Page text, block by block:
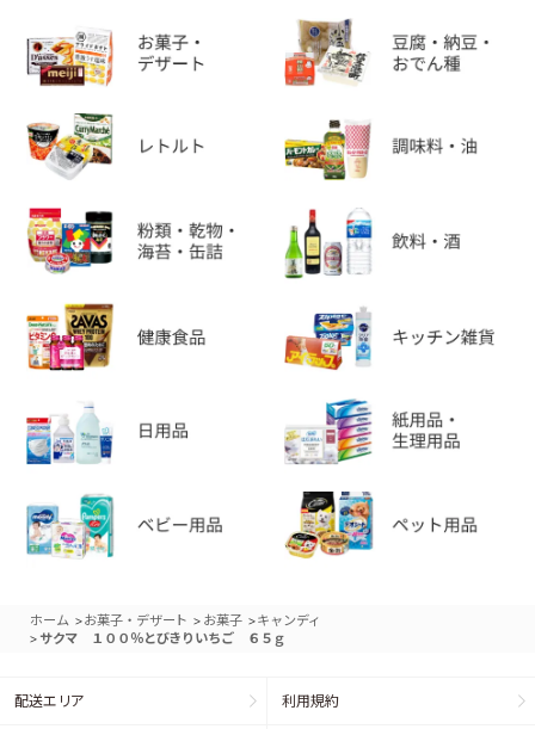
ホーム >お菓子・デザート > お菓子 >キャンディ
> サクマ １００％とびきりいちご ６５ｇ
配送エリア 利用規約